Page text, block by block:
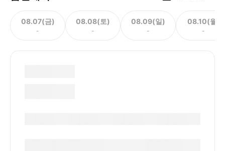
08.07(금)
-
08.08(토)
-
08.09(일)
-
08.10(월)
-